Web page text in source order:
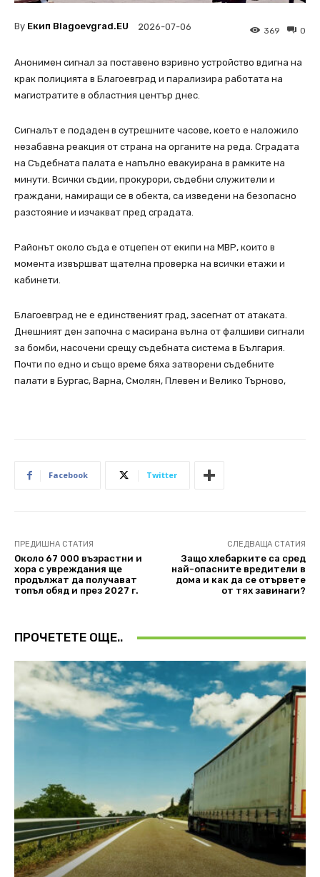
By Екип Blagoevgrad.EU 2026-07-06 0
369
Анонимен сигнал за поставено взривно устройство вдигна на
крак полицията в Благоевград и парализира работата на
магистратите в областния център днес.
Сигналът е подаден в сутрешните часове, което е наложило
незабавна реакция от страна на органите на реда. Сградата
на Съдебната палата е напълно евакуирана в рамките на
минути. Всички съдии, прокурори, съдебни служители и
граждани, намиращи се в обекта, са изведени на безопасно
разстояние и изчакват пред сградата.
Районът около съда е отцепен от екипи на МВР, които в
момента извършват щателна проверка на всички етажи и
кабинети.
Благоевград не е единственият град, засегнат от атаката.
Днешният ден започна с масирана вълна от фалшиви сигнали
за бомби, насочени срещу съдебната система в България.
Почти по едно и също време бяха затворени съдебните
палати в Бургас, Варна, Смолян, Плевен и Велико Търново,
Facebook Twitter
ПРЕДИШНА СТАТИЯ
Около 67 000 възрастни и
хора с увреждания ще
продължат да получават
топъл обяд и през 2027 г.
СЛЕДВАЩА СТАТИЯ
Защо хлебарките са сред
най-опасните вредители в
дома и как да се отървете
от тях завинаги?
ПРОЧЕТЕТЕ ОЩЕ..